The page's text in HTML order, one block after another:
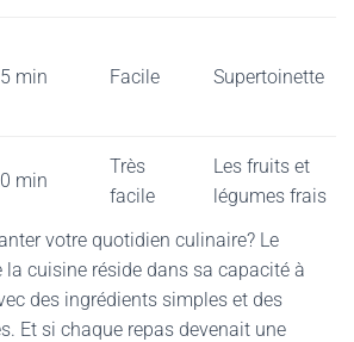
min Facile Supertoinette
min
Très
facile
Les fruits et
légumes frais
votre quotidien culinaire? Le
la cuisine réside dans sa capacité à
des ingrédients simples et des
Et si chaque repas devenait une